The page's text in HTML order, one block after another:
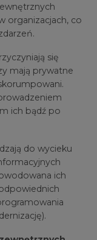
organizacjach, co
się
mają prywatne
ich bądź po
do wycieku
ich